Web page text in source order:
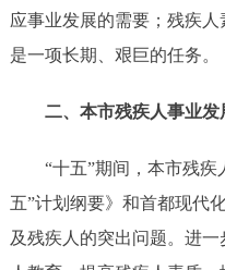
应事业发展的需要；残疾
是一项长期、艰巨的任务。
二、本市残疾人事业
“十五”期间，本市残疾人
五”计划纲要》和首都现代
及残疾人的突出问题。进